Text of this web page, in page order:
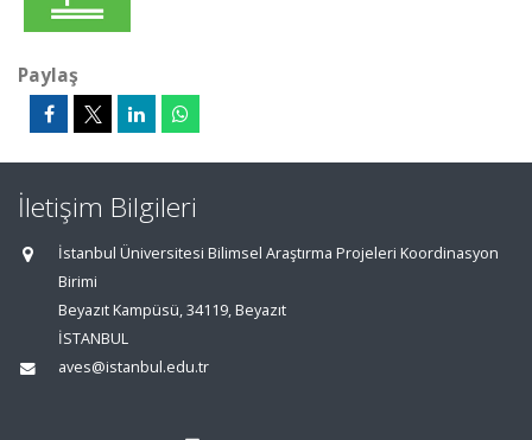
Paylaş
İletişim Bilgileri
İstanbul Üniversitesi Bilimsel Araştırma Projeleri Koordinasyon
Birimi
Beyazıt Kampüsü, 34119, Beyazıt
İSTANBUL
aves@istanbul.edu.tr